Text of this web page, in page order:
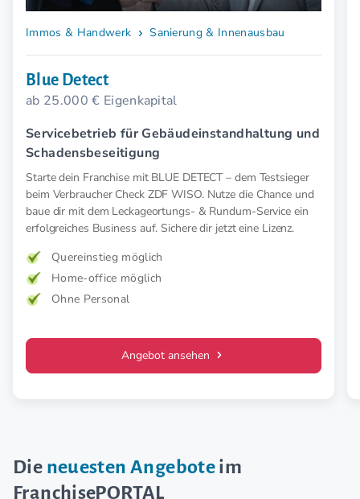
Immos & Handwerk Sanierung & Innenausbau
Blue Detect
ab 25.000 € Eigenkapital
Servicebetrieb für Gebäudeinstandhaltung und
Schadensbeseitigung
Starte dein Franchise mit BLUE DETECT – dem Testsieger
beim Verbraucher Check ZDF WISO. Nutze die Chance und
baue dir mit dem Leckageortungs- & Rundum-Service ein
erfolgreiches Business auf. Sichere dir jetzt eine Lizenz.
Quereinstieg möglich
Home-office möglich
Ohne Personal
Angebot ansehen
Die neuesten Angeboteim
FranchisePORTAL